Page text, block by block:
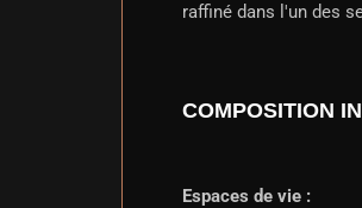
raffiné dans l'un des
COMPOSITION
Espaces de vie :